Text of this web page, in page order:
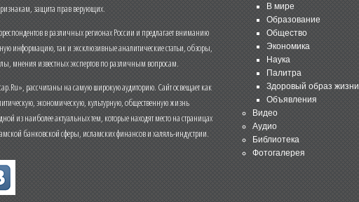
защита прав верующих.
в различных регионах России и предлагает вниманию
информацию, так и эксклюзивные аналитические статьи, обзоры,
мнения известных экспертов по различным вопросам.
рассчитаны на самую широкую аудиторию. Сайт освещает как
экономическую, культурную, общественную жизнь
из наиболее актуальных тем, которые находят место на страницах
банковской сферы, исламских финансов и халяль-индустрии.
В мире
Образование
Общество
Экономика
Наука
Палитра
Здоровый образ жизни
Объявления
Видео
Аудио
Библиотека
Фотогалерея